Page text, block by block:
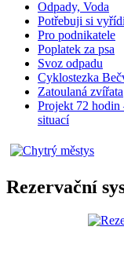
Odpady, Voda
Potřebuji si
Pro podnikatele
Poplatek za psa
Svoz odpadu
Cyklostezka
Zatoulaná zvířata
Projekt 72
situací
Rezervační